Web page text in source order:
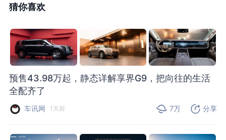
猜你喜欢
预售43.98万起，静态详解享界G9，把向往的生活
全配齐了
车讯网 1天前 7万 分享